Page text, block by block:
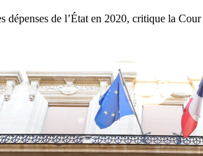
dépenses de l’État en 2020, critique la Cour